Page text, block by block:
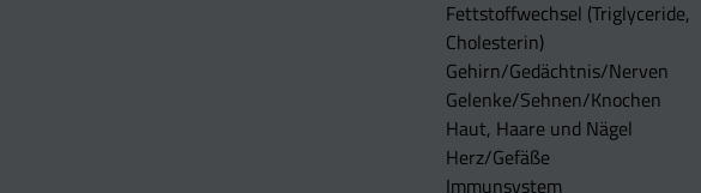
Fettstoffwechsel (Triglyceride,
Cholesterin)
Gehirn/Gedächtnis/Nerven
Gelenke/Sehnen/Knochen
Haut, Haare und Nägel
Herz/Gefäße
Immunsystem